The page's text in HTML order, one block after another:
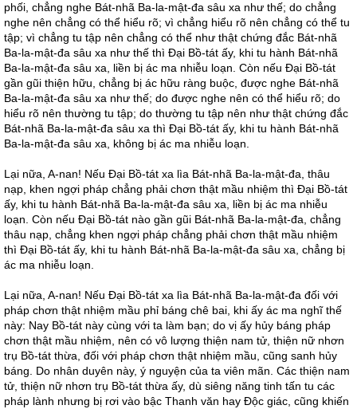
phối, chẳng nghe Bát-nhã Ba-la-mật-đa sâu xa như thế; do chẳng
nghe nên chẳng có thể hiểu rõ; vì chẳng hiểu rõ nên chẳng có thể tu
tập; vì chẳng tu tập nên chẳng có thể như thật chứng đắc Bát-nhã
Ba-la-mật-đa sâu xa như thế thì Đại Bồ-tát ấy, khi tu hành Bát-nhã
Ba-la-mật-đa sâu xa, liền bị ác ma nhiễu loạn. Còn nếu Đại Bồ-tát
gần gũi thiện hữu, chẳng bị ác hữu ràng buộc, được nghe Bát-nhã
Ba-la-mật-đa sâu xa như thế; do được nghe nên có thể hiểu rõ; do
hiểu rõ nên thường tu tập; do thường tu tập nên như thật chứng đắc
Bát-nhã Ba-la-mật-đa sâu xa thì Đại Bồ-tát ấy, khi tu hành Bát-nhã
Ba-la-mật-đa sâu xa, không bị ác ma nhiễu loạn.
Lại nữa, A-nan! Nếu Đại Bồ-tát xa lìa Bát-nhã Ba-la-mật-đa, thâu
nạp, khen ngợi pháp chẳng phải chơn thật mầu nhiệm thì Đại Bồ-tát
ấy, khi tu hành Bát-nhã Ba-la-mật-đa sâu xa, liền bị ác ma nhiễu
loạn. Còn nếu Đại Bồ-tát nào gần gũi Bát-nhã Ba-la-mật-đa, chẳng
thâu nạp, chẳng khen ngợi pháp chẳng phải chơn thật mầu nhiệm
thì Đại Bồ-tát ấy, khi tu hành Bát-nhã Ba-la-mật-đa sâu xa, chẳng bị
ác ma nhiễu loạn.
Lại nữa, A-nan! Nếu Đại Bồ-tát xa lìa Bát-nhã Ba-la-mật-đa đối với
pháp chơn thật nhiệm mầu phỉ báng chê bai, khi ấy ác ma nghĩ thế
này: Nay Bồ-tát này cùng với ta làm bạn; do vị ấy hủy báng pháp
chơn thật mầu nhiệm, nên có vô lượng thiện nam tử, thiện nữ nhơn
trụ Bồ-tát thừa, đối với pháp chơn thật nhiệm mầu, cũng sanh hủy
báng. Do nhân duyên này, ý nguyện của ta viên mãn. Các thiện nam
tử, thiện nữ nhơn trụ Bồ-tát thừa ấy, dù siêng năng tinh tấn tu các
pháp lành nhưng bị rơi vào bậc Thanh văn hay Độc giác, cũng khiến